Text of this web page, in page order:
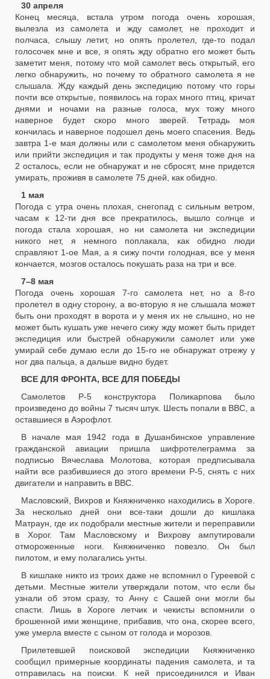
30 апреля
Конец месяца, встала утром погода очень хорошая,
вылезла из самолета и жду самолет, не проходит и
полчаса, слышу летит, но опять пролетел, где-то подал
голосочек мне и все, я опять жду обратно его может быть
заметит меня, потому что мой самолет весь открытый, его
легко обнаружить, но почему то обратного самолета я не
слышала. Жду каждый день экспедицию потому что горы
почти все открытые, появилось на горах много птиц, кричат
днями и ночами на разные голоса, мух тожу много
наверное будет скоро много зверей. Тетрадь моя
кончилась и наверное подошел день моего спасения. Ведь
завтра 1-е мая должны или с самолетом меня обнаружить
или прийти экспедиция и так продукты у меня тоже дня на
2 осталось, если не обнаружат и не сбросят, мне придется
умирать, проживя в самолете 75 дней, как обидно.
1 мая
Погода с утра очень плохая, снегопад с сильным ветром,
часам к 12-ти дня все прекратилось, вышло солнце и
погода стала хорошая, но ни самолета ни экспедиции
никого нет, я немного поплакала, как обидно люди
справляют 1-ое Мая, а я сижу почти голодная, все у меня
кончается, мозгов осталось покушать раза на три и все.
7–8 мая
Погода очень хорошая 7-го самолета нет, но а 8-го
пролетел в одну сторону, а во-вторую я не слышала может
быть они проходят в ворота и у меня их не слышно, но не
может быть кушать уже нечего сижу жду может быть придет
экспедиция или быстрей обнаружили самолет или уже
умирай себе думаю если до 15-го не обнаружат отрежу у
ног два пальца, а дальше видно будет.
ВСЕ ДЛЯ ФРОНТА, ВСЕ ДЛЯ ПОБЕДЫ
Самолетов Р-5 конструктора Поликарпова было
произведено до войны 7 тысяч штук. Шесть попали в ВВС, а
оставшиеся в Аэрофлот.
В начале мая 1942 года в Душанбинское управление
гражданской авиации пришла шифротелеграмма за
подписью Вячеслава Молотова, которая предписывала
найти все разбившиеся до этого времени Р-5, снять с них
двигатели и направить в ВВС.
Масловский, Вихров и Княжниченко находились в Хороге.
За несколько дней они все-таки дошли до кишлака
Матраун, где их подобрали местные жители и переправили
в Хорог. Там Масловскому и Вихрову ампутировали
отмороженные ноги. Княжниченко повезло. Он был
пилотом, и ему полагались унты.
В кишлаке никто из троих даже не вспомнил о Гуреевой с
детьми. Местные жители утверждали потом, что если бы
узнали об этом сразу, то Анну с Сашей они могли бы
спасти. Лишь в Хороге летчик и чекисты вспомнили о
брошенной ими женщине, прибавив, что она, скорее всего,
уже умерла вместе с сыном от голода и морозов.
Прилетевшей поисковой экспедиции Княжниченко
сообщил примерные координаты падения самолета, и та
отправилась на поиски. К ней присоединился и Иван